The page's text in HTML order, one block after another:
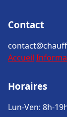
Contact
Accueil
Horaires
Lun-Ven: 8h-